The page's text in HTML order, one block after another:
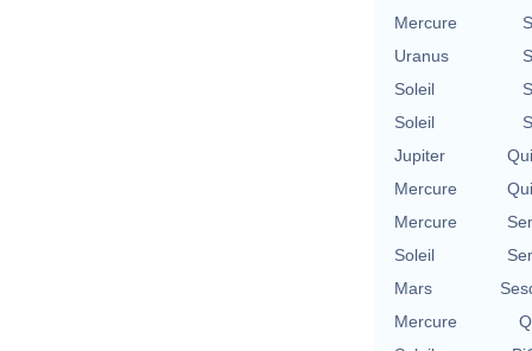
Mercure
Uranus
Soleil
Soleil
Jupiter
Mercure
Mercure
Soleil
Mars
Mercure